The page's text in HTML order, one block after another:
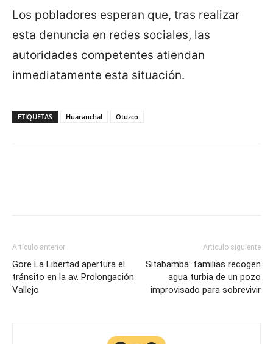
Los pobladores esperan que, tras realizar
esta denuncia en redes sociales, las
autoridades competentes atiendan
inmediatamente esta situación.
ETIQUETAS Huaranchal Otuzco
Artículo anterior
Gore La Libertad apertura el
tránsito en la av. Prolongación
Vallejo
Artículo siguiente
Sitabamba: familias recogen
agua turbia de un pozo
improvisado para sobrevivir